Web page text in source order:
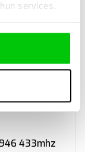
services.
Incl. BTW
433mhz